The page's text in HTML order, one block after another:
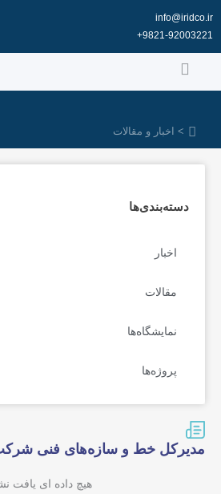
info@iridco.ir
9821-92003221+
> اخبار و مقالات
دسته‌بندی‌ها
اخبار
مقالات
نمایشگاه‌ها
پروژه‌ها
مدیر‌کل خط و سازه‌های فنی
هیچ داده ای یافت